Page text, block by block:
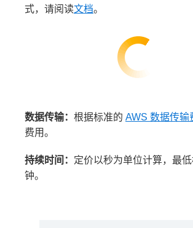
式，请阅读文档。
数据传输： 根据标准的 AWS 数据传输
费用。
持续时间： 定价以秒为单位计算，最
钟。